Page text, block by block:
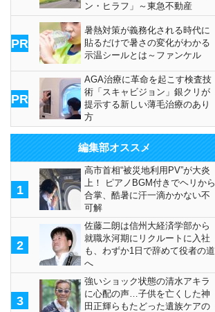
ン・ヒラフ」～東急不動産
PR
暑熱対策が義務化される時代に
貼るだけで暑さの変化がわかる
示温シールとは～ファンケル
PR
AGA治療に革命を起こす検査技
術「スキャビジョン」銀クリが
提示する新しい薄毛治療のあり
方
編集部オススメ
1
高市首相“被災地利用PV”が大炎
上！ ピアノBGM付きでヘリから
合掌、酷暑に汗一滴かかない不
可解
2
佐藤二朗は信州大経済学部から
就職氷河期にリクルートに入社
も、わずか1日で辞めて役者の道
へ
3
強いショック状態の清水アキラ
に心配の声…子供を亡くした神
田正輝らもたどった遺族ケアの